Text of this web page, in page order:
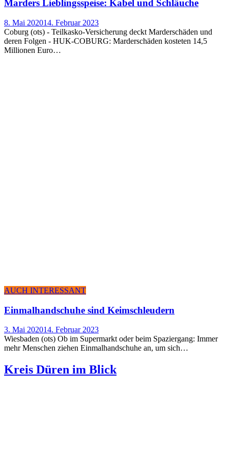
Mar­ders Lieb­lings­spei­se: Kabel und Schläuche
8. Mai 202014. Februar 2023
Coburg (ots) - Teilkasko-Versicherung deckt Marderschäden und
deren Folgen - HUK-COBURG: Marderschäden kosteten 14,5
Millionen Euro…
AUCH INTERESSANT
Ein­mal­hand­schu­he sind Keimschleudern
3. Mai 202014. Februar 2023
Wiesbaden (ots) Ob im Supermarkt oder beim Spaziergang: Immer
mehr Menschen ziehen Einmalhandschuhe an, um sich…
Kreis Düren im Blick